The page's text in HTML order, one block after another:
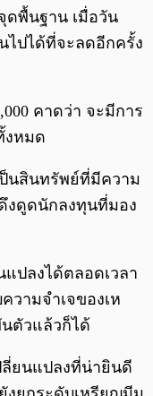
ดพื้นฐาน เมื่อวัน
ไปได้ที่จะลดอีกครั้ง
คาดว่า จะมีการ
งหมด
นสินทรัพย์ที่มีความ
งดูดนักลงทุนที่มอง
ปลงได้ตลอดเวลา
วามจำเจของเห
ตัวแล้วก็ได้
ลี่ยนแปลงที่น่ายินดี